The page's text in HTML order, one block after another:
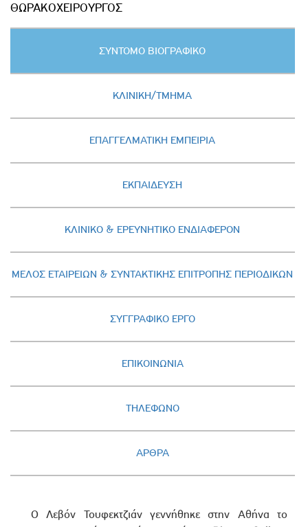
ΘΩΡΑΚΟΧΕΙΡΟΥΡΓΟΣ
ΣΥΝΤΟΜΟ ΒΙΟΓΡΑΦΙΚΟ
ΚΛΙΝΙΚΗ/ΤΜΗΜΑ
ΕΠΑΓΓΕΛΜΑΤΙΚΗ ΕΜΠΕΙΡΙΑ
ΕΚΠΑΙΔΕΥΣΗ
ΚΛΙΝΙΚΟ & ΕΡΕΥΝΗΤΙΚΟ ΕΝΔΙΑΦΕΡΟΝ
ΜΕΛΟΣ ΕΤΑΙΡΕΙΩΝ & ΣΥΝΤΑΚΤΙΚΗΣ ΕΠΙΤΡΟΠΗΣ ΠΕΡΙΟΔΙΚΩΝ
ΣΥΓΓΡΑΦΙΚΟ ΕΡΓΟ
ΕΠΙΚΟΙΝΩΝΙΑ
ΤΗΛΕΦΩΝΟ
ΑΡΘΡΑ
Ο Λεβόν Τουφεκτζιάν γεννήθηκε στην Αθήνα το